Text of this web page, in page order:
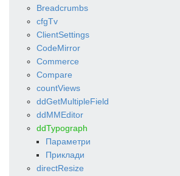
Breadcrumbs
cfgTv
ClientSettings
CodeMirror
Commerce
Compare
countViews
ddGetMultipleField
ddMMEditor
ddTypograph
Параметри
Приклади
directResize